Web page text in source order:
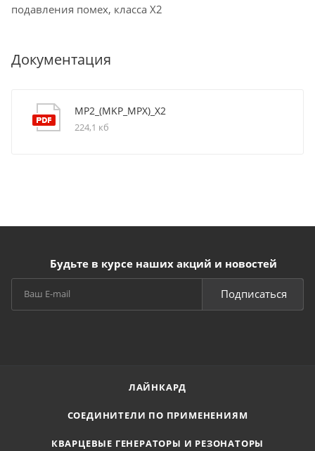
подавления помех, класса X2
Документация
MP2_(MKP_MPX)_X2
224,1 кб
Будьте в курсе наших акций и новостей
Подписаться
ЛАЙНКАРД
СОЕДИНИТЕЛИ ПО ПРИМЕНЕНИЯМ
КВАРЦЕВЫЕ ГЕНЕРАТОРЫ И РЕЗОНАТОРЫ